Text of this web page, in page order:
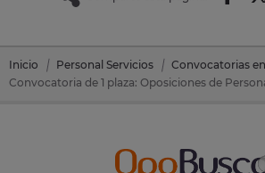
Inicio Personal Servicios
Convocatorias